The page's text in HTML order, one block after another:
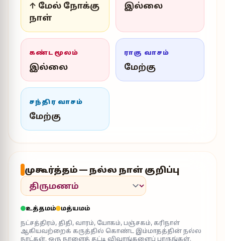
↑ மேல் நோக்கு
நாள்
இல்லை
கண்டமூலம்
இல்லை
ராகு வாசம்
மேற்கு
சந்திர வாசம்
மேற்கு
முகூர்த்தம் — நல்ல நாள் குறிப்பு
உத்தமம்
மத்யமம்
நட்சத்திரம், திதி, வாரம், யோகம், பஞ்சகம், கரிநாள்
ஆகியவற்றைக் கருத்தில் கொண்ட இம்மாதத்தின் நல்ல
நாட்கள். ஒரு நாளைத் தட்டி விவரங்களைப் பாருங்கள்.